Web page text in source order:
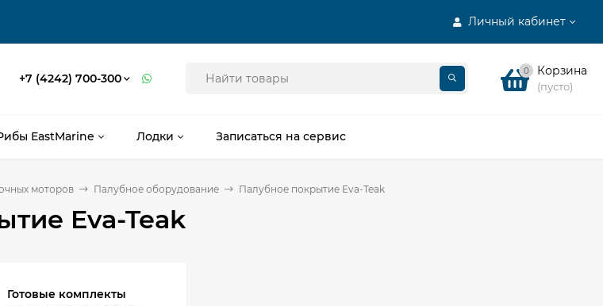
Личный кабинет
+7 (4242) 700-300 0 Корзина
(пусто)
EastMarine Лодки Записаться на сервис
моторов Палубное оборудование Палубное покрытие Eva-Teak
Eva-Teak
Готовые комплекты